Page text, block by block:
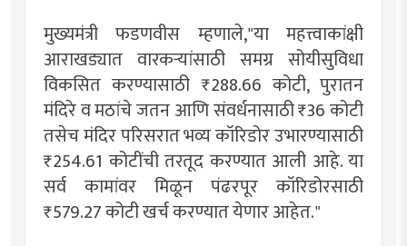
मुख्यमंत्री फडणवीस म्हणाले,"या महत्त्वाकांक्षी
आराखड्यात वारकऱ्यांसाठी समग्र सोयीसुविधा
विकसित करण्यासाठी ₹288.66 कोटी, पुरातन
मंदिरे व मठांचे जतन आणि संवर्धनासाठी ₹36 कोटी
तसेच मंदिर परिसरात भव्य कॉरिडोर उभारण्यासाठी
₹254.61 कोटींची तरतूद करण्यात आली आहे. या
सर्व कामांवर मिळून पंढरपूर कॉरिडोरसाठी
₹579.27 कोटी खर्च करण्यात येणार आहेत."